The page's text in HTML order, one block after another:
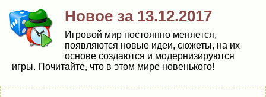
Новое за 13.12.2017
Игровой мир постоянно меняется,
появляются новые идеи, сюжеты, на их
основе создаются и модернизируются
игры. Почитайте, что в этом мире новенького!